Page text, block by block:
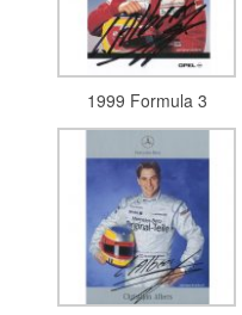
1999 Formula 3